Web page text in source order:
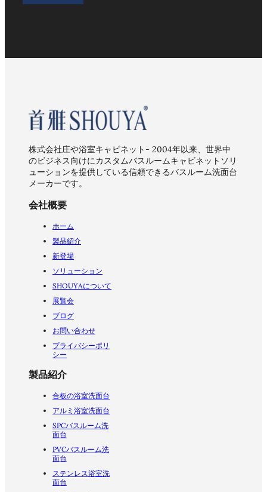
株式会社庄や浴室キャビネット- 2004年以来、世界中
のビジネス向けにカスタムバスルームキャビネットソリ
ューションを提供している信頼できるバスルーム洗面台
メーカーです。
会社概要
ホーム
製品紹介
新登場
ソリューション
SHOUYAについて
展覧会
ブログ
お問い合わせ
プライバシーポリ
シー
製品紹介
合板の浴室洗面台
アルミ浴室洗面台
SPCバスルーム洗
面台
PVCバスルーム洗
面台
ステンレス浴室洗
面台